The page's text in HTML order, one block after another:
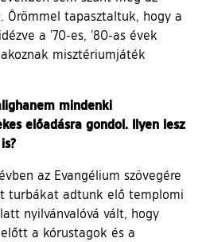
Örömmel tapasztaltuk, hogy a
a ’70-es, ’80-as évek
misztériumjáték
mindenki
előadásra gondol. Ilyen lesz
az Evangélium szövegére
turbákat adtunk elő templomi
nyilvánvalóvá vált, hogy
a kórustagok és a